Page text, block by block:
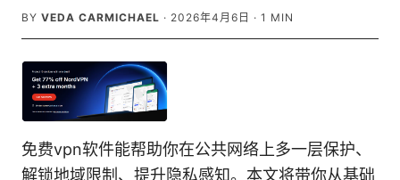
BY VEDA CARMICHAEL · 2026年4月6日 · 1 MIN
免费vpn软件能帮助你在公共网络上多一层保护、
解锁地域限制、提升隐私感知。本文将带你从基础